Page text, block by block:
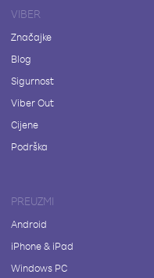
VIBER
Značajke
Blog
Sigurnost
Viber Out
Cijene
Podrška
PREUZMI
Android
iPhone & iPad
Windows PC